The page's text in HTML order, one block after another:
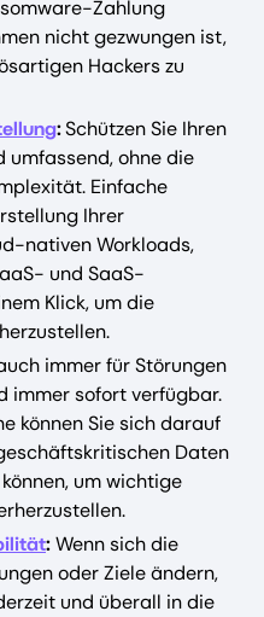
Zahlung
nicht gezwungen ist,
Hackers zu
:Schützen Sie Ihren
ohne die
Einfache
Ihrer
nativen Workloads,
und SaaS-
Klick, um die
immer für Störungen
immer sofort verfügbar.
können Sie sich darauf
Daten
um wichtige
:Wenn sich die
oder Ziele ändern,
und überall in die